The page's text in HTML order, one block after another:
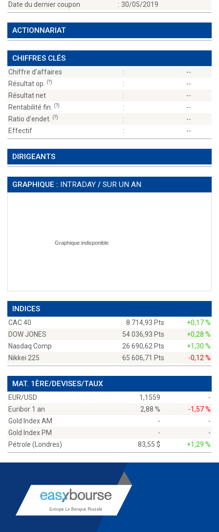
Date du dernier coupon
: 30/05/2019
ACTIONNARIAT
CHIFFRES CLÉS
Chiffre d'affaires :
--
Résultat op.
(?) :
--
Résultat net
:
--
Rentabilité fin.
(?) :
--
Ratio d'endet. (?) :
--
Effectif
: --
DIRIGEANTS
GRAPHIQUE : INTRADAY / SUR UN AN
INDICES
CAC 40 8 714,93 Pts
+0,17 %
DOW JONES
54 036,93 Pts
+0,28 %
Nasdaq Comp
26 690,62 Pts
+1,30 %
Nikkei 225
65 606,71 Pts -0,12 %
MAT. 1ÈRE/DEVISES/TAUX
EUR/USD 1,1559
-
Euribor 1 an
2,88 %
-1,57 %
Gold Index AM
-
-
Gold Index PM
-
-
Pétrole (Londres)
83,55 $ +1,29 %